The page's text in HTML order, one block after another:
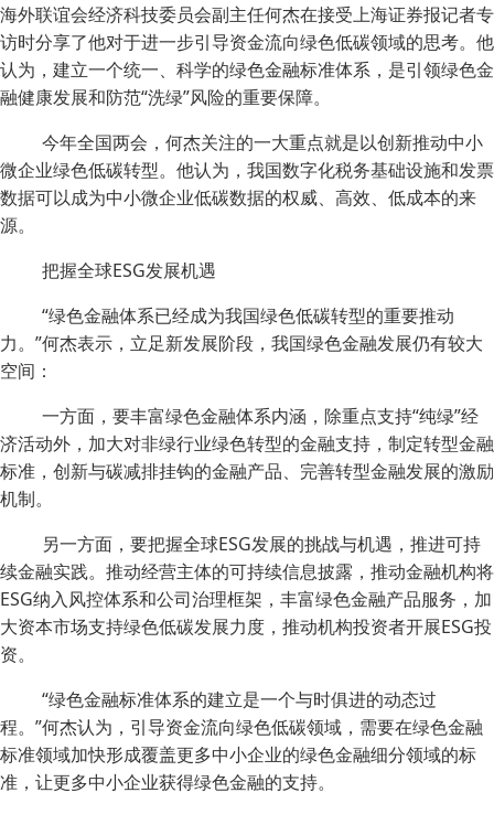
海外联谊会经济科技委员会副主任何杰在接受上海证券报记者专
访时分享了他对于进一步引导资金流向绿色低碳领域的思考。他
认为，建立一个统一、科学的绿色金融标准体系，是引领绿色金
融健康发展和防范“洗绿”风险的重要保障。
今年全国两会，何杰关注的一大重点就是以创新推动中小
微企业绿色低碳转型。他认为，我国数字化税务基础设施和发票
数据可以成为中小微企业低碳数据的权威、高效、低成本的来
源。
把握全球ESG发展机遇
“绿色金融体系已经成为我国绿色低碳转型的重要推动
力。”何杰表示，立足新发展阶段，我国绿色金融发展仍有较大
空间：
一方面，要丰富绿色金融体系内涵，除重点支持“纯绿”经
济活动外，加大对非绿行业绿色转型的金融支持，制定转型金融
标准，创新与碳减排挂钩的金融产品、完善转型金融发展的激励
机制。
另一方面，要把握全球ESG发展的挑战与机遇，推进可持
续金融实践。推动经营主体的可持续信息披露，推动金融机构将
ESG纳入风控体系和公司治理框架，丰富绿色金融产品服务，加
大资本市场支持绿色低碳发展力度，推动机构投资者开展ESG投
资。
“绿色金融标准体系的建立是一个与时俱进的动态过
程。”何杰认为，引导资金流向绿色低碳领域，需要在绿色金融
标准领域加快形成覆盖更多中小企业的绿色金融细分领域的标
准，让更多中小企业获得绿色金融的支持。